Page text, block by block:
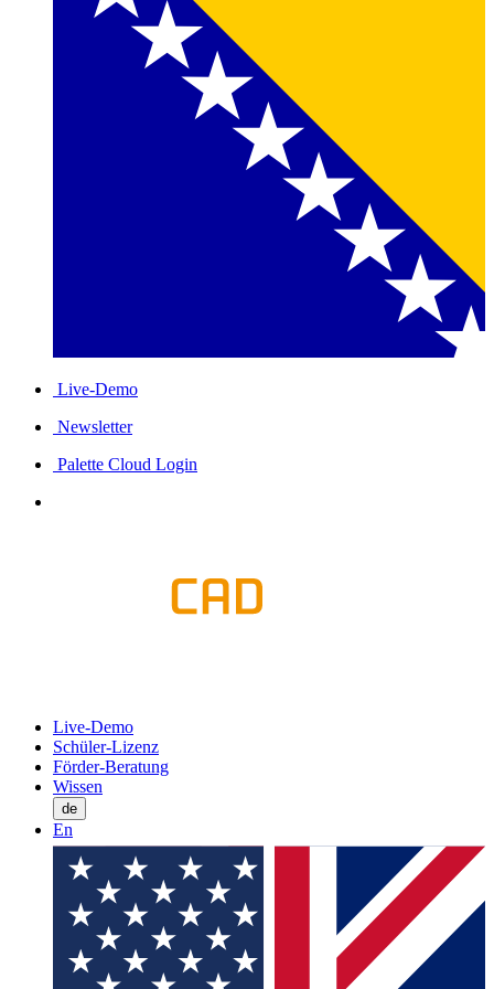
Live-Demo
Newsletter
Palette Cloud Login
Live-Demo
Schüler-Lizenz
Förder-Beratung
Wissen
de
En